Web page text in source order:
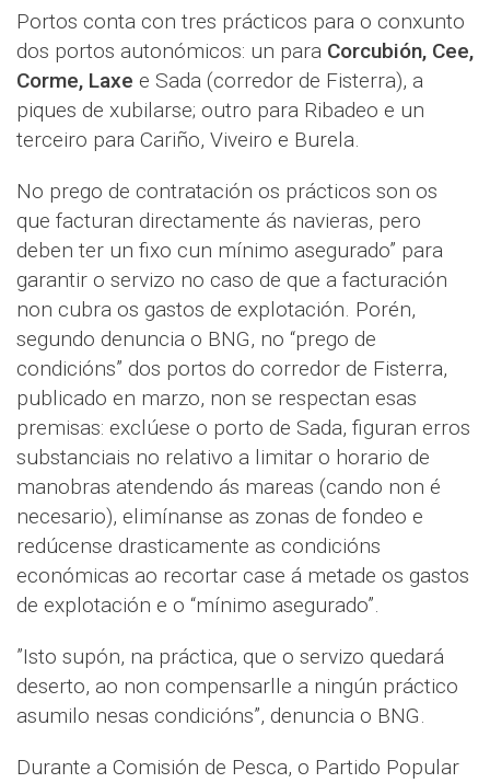
Portos conta con tres prácticos para o conxunto
dos portos autonómicos: un para Corcubión, Cee,
Corme, Laxe e Sada (corredor de Fisterra), a
piques de xubilarse; outro para Ribadeo e un
terceiro para Cariño, Viveiro e Burela.
No prego de contratación os prácticos son os
que facturan directamente ás navieras, pero
deben ter un fixo cun mínimo asegurado” para
garantir o servizo no caso de que a facturación
non cubra os gastos de explotación. Porén,
segundo denuncia o BNG, no “prego de
condicións” dos portos do corredor de Fisterra,
publicado en marzo, non se respectan esas
premisas: exclúese o porto de Sada, figuran erros
substanciais no relativo a limitar o horario de
manobras atendendo ás mareas (cando non é
necesario), elimínanse as zonas de fondeo e
redúcense drasticamente as condicións
económicas ao recortar case á metade os gastos
de explotación e o “mínimo asegurado”.
”Isto supón, na práctica, que o servizo quedará
deserto, ao non compensarlle a ningún práctico
asumilo nesas condicións”, denuncia o BNG.
Durante a Comisión de Pesca, o Partido Popular